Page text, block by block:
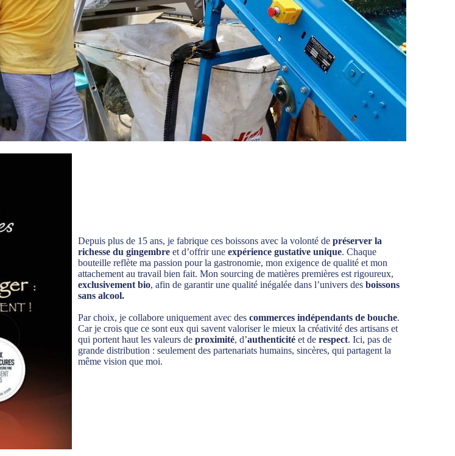
Depuis plus de 15 ans, je fabrique ces boissons avec la volonté depréserver la
richesse du gingembre et d’offrir uneexpérience gustative unique. Chaque
bouteille reflète ma passion pour la gastronomie, mon exigence de qualité et mon
attachement au travail bien fait. Mon sourcing de matières premières est rigoureux,
exclusivement bio, afin de garantir une qualité inégalée dans l’univers desboissons
sans alcool.
Par choix, je collabore uniquement avec descommerces indépendants de bouche.
Car je crois que ce sont eux qui savent valoriser le mieux la créativité des artisans et
qui portent haut les valeurs deproximité, d’authenticité et derespect. Ici, pas de
grande distribution : seulement des partenariats humains, sincères, qui partagent la
même vision que moi.